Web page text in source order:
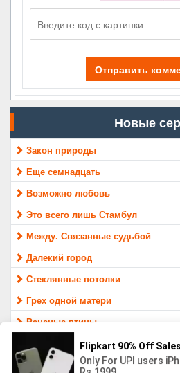
Отправить
Новые
Закон природы
Еще семнадцать
Возможно любовь
Это всего лишь Стамбул
Между. Связанные судьбой
Далекий город
Стеклянные потолки
Грех одной матери
Раненые птицы
МАТЕРИАЛ ПРЕДОСТАВЛЕН